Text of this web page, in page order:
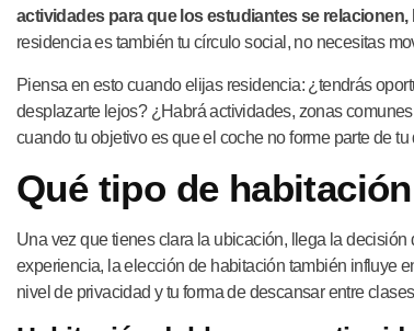
actividades para que los estudiantes se
residencia es también tu círculo social, no necesitas
Piensa en esto cuando elijas residencia: ¿tendrás
desplazarte lejos? ¿Habrá actividades, zonas
cuando tu objetivo es que el coche no forme parte de tu
Qué tipo de
Una vez que tienes clara la ubicación, llega la
experiencia, la elección de habitación también influye
nivel de privacidad y tu forma de descansar entre